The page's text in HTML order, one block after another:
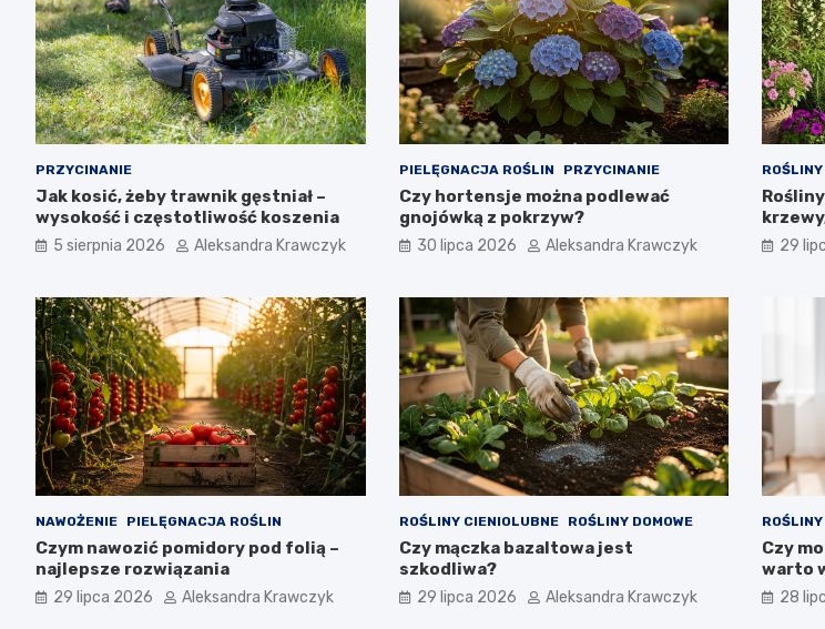
PRZYCINANIE
Jak kosić, żeby trawnik gęstniał –
wysokość i częstotliwość koszenia
5 sierpnia 2026 Aleksandra Krawczyk
PIELĘGNACJA ROŚLIN PRZYCINANIE
Czy hortensje można podlewać
gnojówką z pokrzyw?
30 lipca 2026 Aleksandra Krawczyk
ROŚLINY
na lata
29
NAWOŻENIE PIELĘGNACJA ROŚLIN
Czym nawozić pomidory pod folią –
najlepsze rozwiązania
29 lipca 2026 Aleksandra Krawczyk
ROŚLINY CIENIOLUBNE ROŚLINY DOMOWE
Czy mączka bazaltowa jest
szkodliwa?
29 lipca 2026 Aleksandra Krawczyk
ROŚLINY
Czy
warto
28